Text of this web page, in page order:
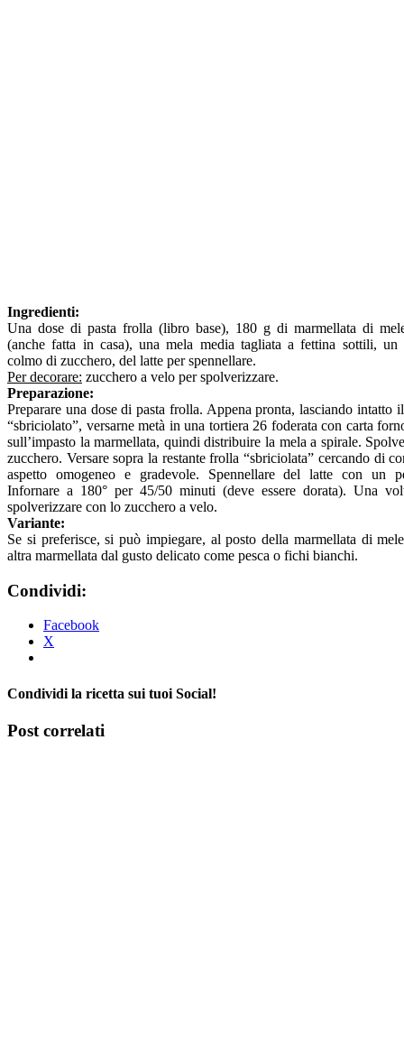
Ingredienti:
Una dose di pasta frolla (libro base), 180 g di marmellata di
(anche fatta in casa), una mela media tagliata a fettina sottili, un
colmo di zucchero, del latte per spennellare.
Per decorare: zucchero a velo per spolverizzare.
Preparazione:
Preparare una dose di pasta frolla. Appena pronta, lasciando intatto
“sbriciolato”, versarne metà in una tortiera 26 foderata con carta
sull’impasto la marmellata, quindi distribuire la mela a spirale.
zucchero. Versare sopra la restante frolla “sbriciolata” cercando di
aspetto omogeneo e gradevole. Spennellare del latte con un
Infornare a 180° per 45/50 minuti (deve essere dorata). Una
spolverizzare con lo zucchero a velo.
Variante:
Se si preferisce, si può impiegare, al posto della marmellata di
altra marmellata dal gusto delicato come pesca o fichi bianchi.
Condividi:
Facebook
X
Condividi la ricetta sui tuoi Social!
Facebook
X
Tumblr
Pinterest
Post correlati